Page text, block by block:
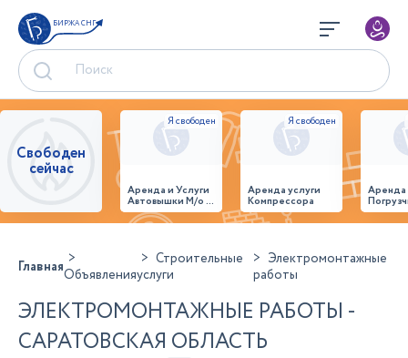
БИРЖА СНГ
Свободен
сейчас
Аренда и Услуги
Автовышки М/о г.
Домодедово
26,28,32 место
Аренда услуги
Компрессора
ГлавнаяОбъявления
Строительные
услуги
Электромонтажные
работы
ЭЛЕКТРОМОНТАЖНЫЕ РАБОТЫ -
САРАТОВСКАЯ ОБЛАСТЬ